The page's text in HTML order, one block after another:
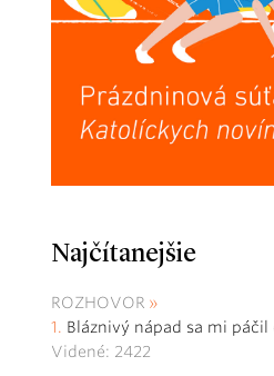
Najčítanejšie
ROZHOVOR
Bláznivý nápad sa mi páčil
Videné: 2422